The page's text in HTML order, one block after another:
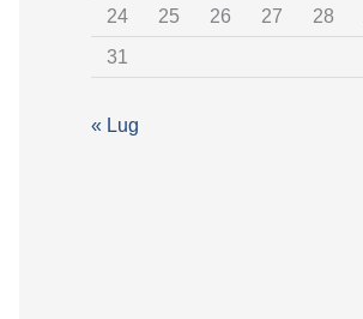
24
25 26 27 28
31
« Lug